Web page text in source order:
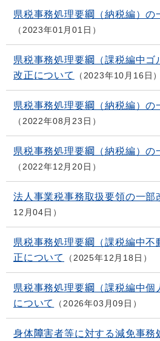
県税事務処理要綱（納税編）の
2023年01月01日
県税事務処理要綱（課税編中ゴ
改正について
2023年10月16日
県税事務処理要綱（納税編）の
2022年08月23日
県税事務処理要綱（納税編）の
2022年12月20日
法人事業税事務取扱要領の一部
12月04日
県税事務処理要綱（課税編中不
正について
2025年12月18日
県税事務処理要綱（課税編中個
について
2026年03月09日
身体障害者等に対する減免事務